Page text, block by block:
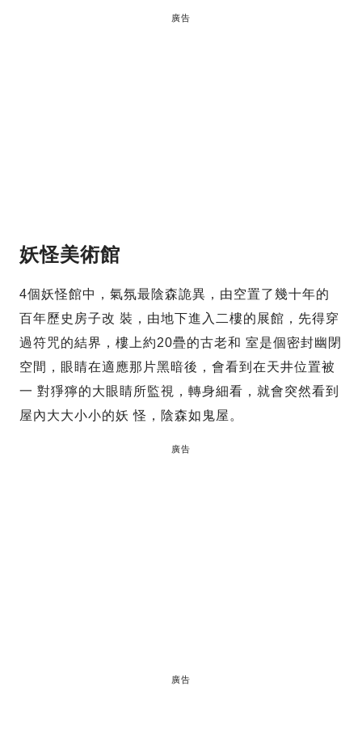
廣告
妖怪美術館
4個妖怪館中，氣氛最陰森詭異，由空置了幾十年的
百年歷史房子改 裝，由地下進入二樓的展館，先得穿
過符咒的結界，樓上約20疊的古老和 室是個密封幽閉
空間，眼睛在適應那片黑暗後，會看到在天井位置被
一 對猙獰的大眼睛所監視，轉身細看，就會突然看到
屋內大大小小的妖 怪，陰森如鬼屋。
廣告
廣告